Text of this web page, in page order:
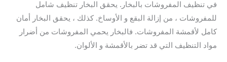
في تنظيف المفروشات بالبخار. يحقق البخار تنظيف شامل
للمفروشات ، من إزالة البقع و الأوساخ. كذلك ، يحقق البخار أمان
كامل لأقمشة المفروشات. فالبخار يحمي المفروشات من أضرار
مواد التنظيف التي قد تضر بالأقمشة و الألوان.